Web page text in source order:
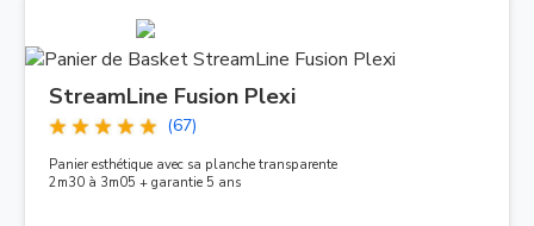
StreamLine Fusion Plexi
(67)
Panier esthétique avec sa planche transparente
2m30 à 3m05 + garantie 5 ans